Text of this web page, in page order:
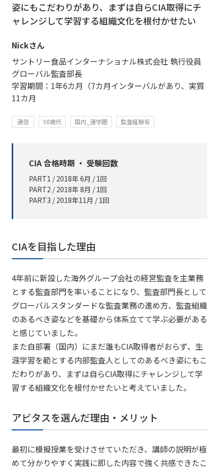
姿にもこだわりがあり、まずは自らCIA取得にチ
ャレンジして学習する組織文化を根付かせたい
Nickさん
サントリー食品インターナショナル株式会社 執行役員
グローバル監査部長
学習期間：1年6カ月（7カ月インターバルがあり、実質
11カ月
通信 50歳代 国内_通学圏 監査経験有
CIA 合格時期 ・ 受験回数
PART1 / 2018年 6月 / 1回
PART2 / 2018年 8月 / 1回
PART3 / 2018年11月 / 1回
CIAを目指した理由
4年前に新設した海外グループ会社の経営監査を主業務
とする監査部門を率いることになり、監査部門長として
グローバルスタンダードな監査業務の進め方、監査組織
のあるべき姿などを基礎から体系立てて学ぶ必要がある
と感じていました。
また自部署（国内）にまだ誰もCIA取得者がおらず、生
涯学習を範とする内部監査人としてのあるべき姿にもこ
だわりがあり、まずは自らCIA取得にチャレンジして学
習する組織文化を根付かせたいと考えていました。
アビタスを選んだ理由・メリット
最初に模擬授業を受けさせていただき、講師の説明が極
めて分かりやすく実践に即した内容で強く共感できたこ